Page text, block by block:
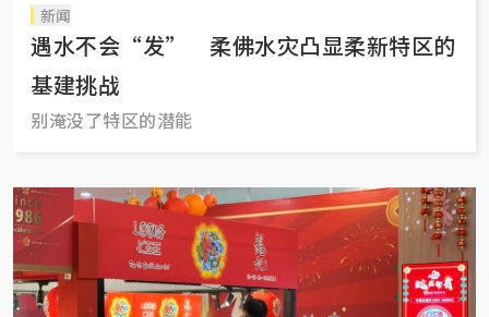
新闻
遇水不会“发” 柔佛水灾凸显柔新特区的
基建挑战
别淹没了特区的潜能